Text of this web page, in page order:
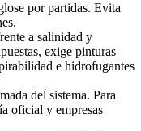
por partidas. Evita
a salinidad y
exige pinturas
e hidrofugantes
del sistema. Para
oficial y empresas